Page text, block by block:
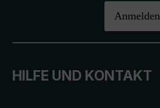
Anmelden
HILFE UND KONTAKT